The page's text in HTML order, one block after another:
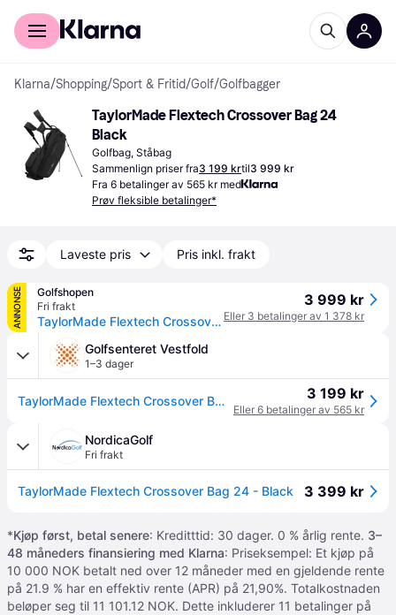
For kunder
Klarna/Shopping/Sport & Fritid/Golf/Golfbagger
TaylorMade Flextech Crossover Bag 24
Black
Golfbag, Ståbag
Sammenlign priser fra3 199 krtil3 999 kr
Fra 6 betalinger av 565 kr med
Prøv fleksible betalinger*
Laveste pris Pris inkl. frakt
ANNONSE
Golfshopen
Fri frakt
TaylorMade Flextech Crossover Bærebag Svart
3 999 kr
Eller 3 betalinger av 1 378 kr
Golfsenteret Vestfold
1–3 dager
TaylorMade Flextech Crossover Bærebag Sort 3 199 kr
Eller 6 betalinger av 565 kr
NordicaGolf
Fri frakt
TaylorMade Flextech Crossover Bag 24 - Black 3 399 kr
*Kjøp først, betal senere: Kreditttid: 30 dager. 0 % årlig rente. 3–
48 måneders finansiering med Klarna: Priseksempel: Et kjøp på
10 000 NOK betalt ned over 12 måneder med en gjeldende rente
på 21.9 % har en effektiv rente (APR) på 21,90%. Totalkostnaden
beløper seg til 11 101.12 NOK. Dette inkluderer 11 betalinger på